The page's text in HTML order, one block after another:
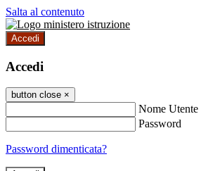
Salta al contenuto
Accedi
Accedi
button close ×
Nome Utente
Password
Password dimenticata?